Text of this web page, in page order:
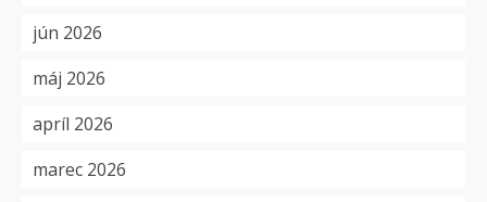
jún 2026
máj 2026
apríl 2026
marec 2026